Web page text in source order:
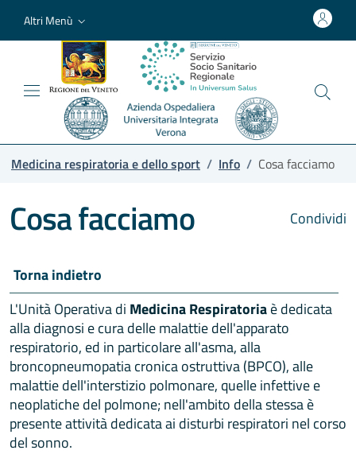
Altri Menù
Medicina respiratoria e dello sport / Info / Cosa facciamo
Condividi
Cosa facciamo
Torna indietro
L'Unità Operativa di Medicina Respiratoriaè dedicata
alla diagnosi e cura delle malattie dell'apparato
respiratorio, ed in particolare all'asma, alla
broncopneumopatia cronica ostruttiva (BPCO), alle
malattie dell'interstizio polmonare, quelle infettive e
neoplatiche del polmone; nell'ambito della stessa è
presente attività dedicata ai disturbi respiratori nel corso
del sonno.